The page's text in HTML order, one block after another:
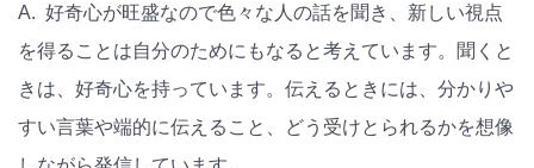
A. 好奇心が旺盛なので色々な人の話を聞き、新しい視点
を得ることは自分のためにもなると考えています。聞くと
きは、好奇心を持っています。伝えるときには、分かりや
すい言葉や端的に伝えること、どう受けとられるかを想像